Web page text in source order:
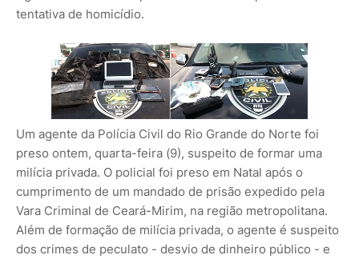
tentativa de homicídio.
Um agente da Polícia Civil do Rio Grande do Norte foi
preso ontem, quarta-feira (9), suspeito de formar uma
milícia privada. O policial foi preso em Natal após o
cumprimento de um mandado de prisão expedido pela
Vara Criminal de Ceará-Mirim, na região metropolitana.
Além de formação de milícia privada, o agente é suspeito
dos crimes de peculato - desvio de dinheiro público - e